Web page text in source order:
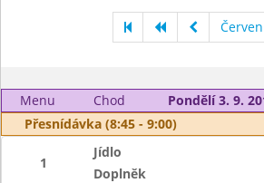
Menu Chod
Pondělí 3. 9.
Přesnídávka (8:45 - 9:00)
1
Jídlo
Doplněk